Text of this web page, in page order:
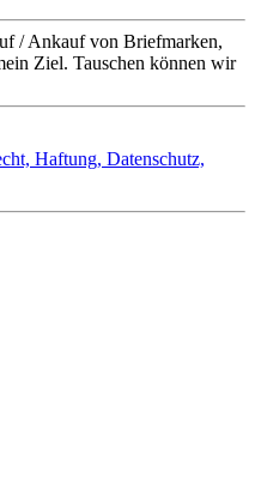
/ Ankauf von Briefmarken,
Ziel. Tauschen können wir
Haftung, Datenschutz,